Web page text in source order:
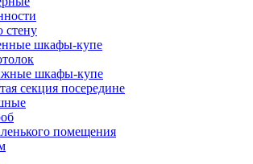
стену
шкафы-купе
шкафы-купе
секция посередине
помещения